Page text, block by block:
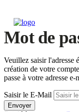
Mot de
Veuillez saisir l'adresse
création de votre
passe à votre adresse e-
Saisir le E-Mail
Envoyer